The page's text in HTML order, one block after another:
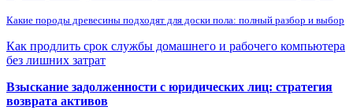
Какие породы древесины подходят для доски пола: полный разбор и выбор
Как продлить срок службы домашнего и рабочего компьютера
без лишних затрат
Взыскание задолженности с юридических лиц: стратегия
возврата активов